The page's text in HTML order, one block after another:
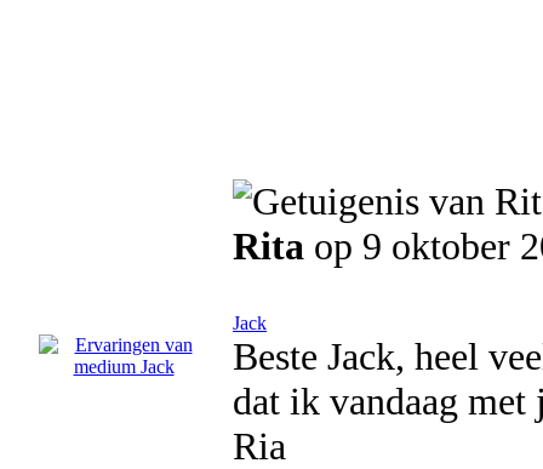
Rita op 9 oktober
Jack
Beste Jack, heel
dat ik vandaag
Ria